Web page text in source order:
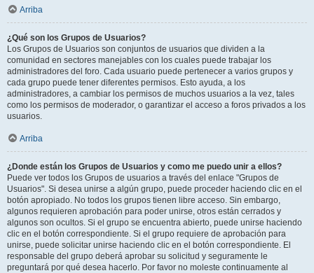
Arriba
¿Qué son los Grupos de Usuarios?
Los Grupos de Usuarios son conjuntos de usuarios que dividen a la
comunidad en sectores manejables con los cuales puede trabajar los
administradores del foro. Cada usuario puede pertenecer a varios grupos y
cada grupo puede tener diferentes permisos. Esto ayuda, a los
administradores, a cambiar los permisos de muchos usuarios a la vez, tales
como los permisos de moderador, o garantizar el acceso a foros privados a los
usuarios.
Arriba
¿Donde están los Grupos de Usuarios y como me puedo unir a ellos?
Puede ver todos los Grupos de usuarios a través del enlace "Grupos de
Usuarios". Si desea unirse a algún grupo, puede proceder haciendo clic en el
botón apropiado. No todos los grupos tienen libre acceso. Sin embargo,
algunos requieren aprobación para poder unirse, otros están cerrados y
algunos son ocultos. Si el grupo se encuentra abierto, puede unirse haciendo
clic en el botón correspondiente. Si el grupo requiere de aprobación para
unirse, puede solicitar unirse haciendo clic en el botón correspondiente. El
responsable del grupo deberá aprobar su solicitud y seguramente le
preguntará por qué desea hacerlo. Por favor no moleste continuamente al